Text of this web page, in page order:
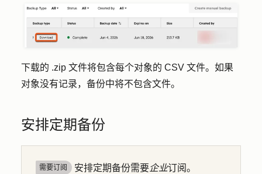
下载的 .zip 文件将包含每个对象的 CSV 文件。如果
对象没有记录，备份中将不包含文件。
安排定期备份
需要订阅 安排定期备份需要企业订阅。